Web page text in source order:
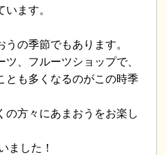
ます。
の季節でもあります。
、フルーツショップで、
とも多くなるのがこの時季
の方々にあまおうをお楽し
ました！